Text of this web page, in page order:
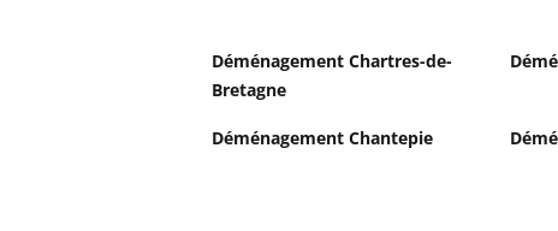
Déménagement Chartres-de-
Bretagne
Déménagement Chantepie